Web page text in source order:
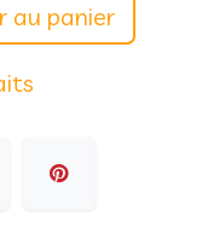
au panier